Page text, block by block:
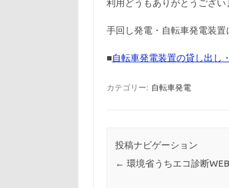
利用どうもありがとうござい
手回し発電・自転車発電装置
■自転車発電装置の貸し出し
カテゴリー: 自転車発電
投稿ナビゲーション
← 環境省うちエコ診断